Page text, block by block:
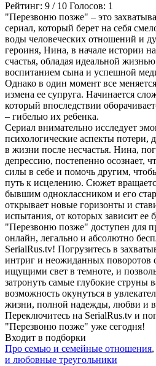
Рейтинг: 9 / 10 Голосов: 1
"Перезвоню позже" – это
сериал, который берет на себя
воды человеческих отношений и
героиня, Нина, в начале истории
счастья, обладая идеальной
воспитанием сына и успешной
Однако в один момент все
измена ее супруга. Начинается
который впоследствии
– гибелью их ребенка.
Сериал внимательно исследует
психологические аспекты потери,
в жизни после несчастья. Нина,
депрессию, постепенно осознает,
силы в себе и помочь другим,
путь к исцелению. Сюжет
бывшим одноклассником и его
открывает новые горизонты и
испытания, от которых зависит ее
"Перезвоню позже" доступен для
онлайн, легально и абсолютно
SerialRus.tv! Погрузитесь в
интриг и неожиданных поворотов
ищущими свет в темноте, и
затронуть самые глубокие
возможность окунуться в
жизни, полной надежды, любви и
Переключитесь на SerialRus.tv и
"Перезвоню позже" уже сегодня!
Входит в подборки
Про семью и семейные отношения,
и любовные треугольники